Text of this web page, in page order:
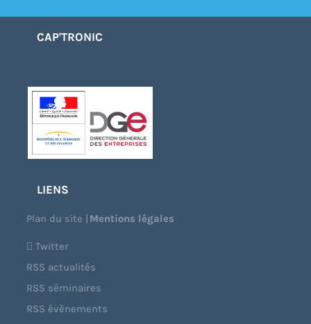
CAP'TRONIC
LIENS
Plan du site |Mentions légales
Twitter
RSS actualités
RSS séminaires
RSS évènements